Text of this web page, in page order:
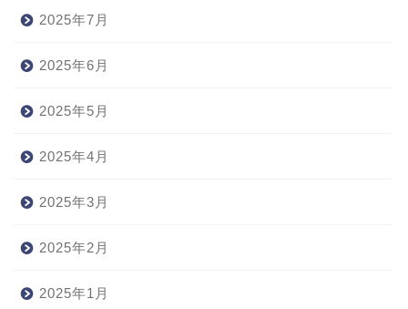
2025年7月
2025年6月
2025年5月
2025年4月
2025年3月
2025年2月
2025年1月